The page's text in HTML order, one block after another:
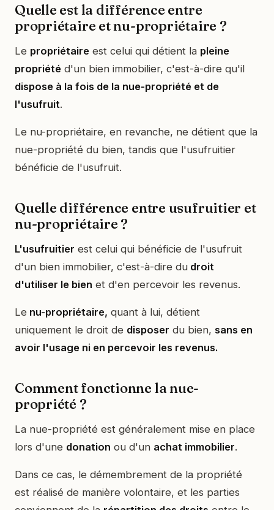
Quelle est la différence entre
propriétaire et nu-propriétaire ?
Le propriétaire est celui qui détient la pleine
propriété d'un bien immobilier, c'est-à-dire qu'il
dispose à la fois de la nue-propriété et de
l'usufruit.
Le nu-propriétaire, en revanche, ne détient que la
nue-propriété du bien, tandis que l'usufruitier
bénéficie de l'usufruit.
Quelle différence entre usufruitier et
nu-propriétaire ?
L'usufruitier est celui qui bénéficie de l'usufruit
d'un bien immobilier, c'est-à-dire du droit
d'utiliser le bien et d'en percevoir les revenus.
Le nu-propriétaire, quant à lui, détient
uniquement le droit de disposer du bien, sans en
avoir l'usage ni en percevoir les revenus.
Comment fonctionne la nue-
propriété ?
La nue-propriété est généralement mise en place
lors d'une donation ou d'un achat immobilier.
Dans ce cas, le démembrement de la propriété
est réalisé de manière volontaire, et les parties